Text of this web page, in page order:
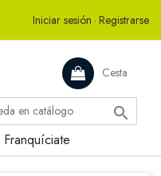
Iniciar sesión · Registrarse
Cesta

Franquíciate